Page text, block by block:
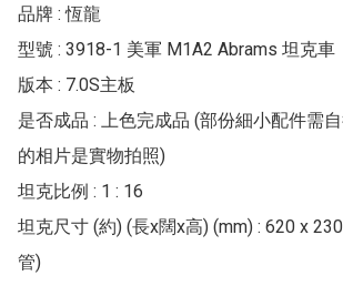
品牌 : 恆龍
型號 : 3918-1 美軍 M1A2 Abrams 坦克車
版本 : 7.0S主板
是否成品 : 上色完成品 (部份細小配件需
的相片是實物拍照)
坦克比例 : 1 : 16
坦克尺寸 (約) (長x闊x高) (mm) : 620 x
管)